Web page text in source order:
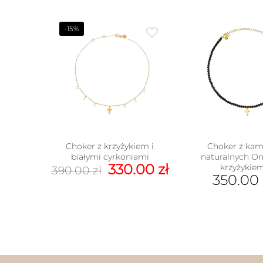
-15%
Choker z krzyżykiem i
białymi cyrkoniami
390.00zł Pierwotna
cena
330.00 złAktualna
Choker z
naturalnych
350.00